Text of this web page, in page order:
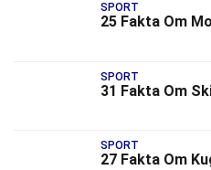
SPORT
25 Fakta Om
SPORT
31 Fakta Om
SPORT
27 Fakta Om